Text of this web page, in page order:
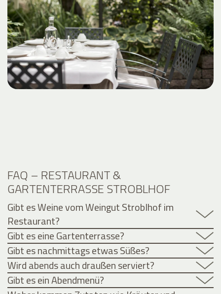
FAQ – RESTAURANT &
GARTENTERRASSE STROBLHOF
Gibt es Weine vom Weingut Stroblhof im
Restaurant?
Gibt es eine Gartenterrasse?
Gibt es nachmittags etwas Süßes?
Wird abends auch draußen serviert?
Gibt es ein Abendmenü?